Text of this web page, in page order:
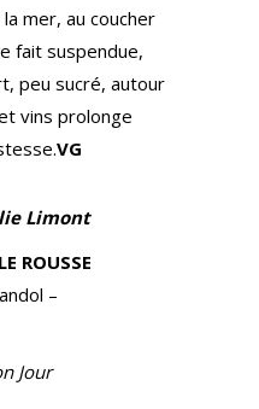
mer, au coucher
fait suspendue,
peu sucré, autour
vins prolonge
VG
Limont
ROUSSE
–
Jour